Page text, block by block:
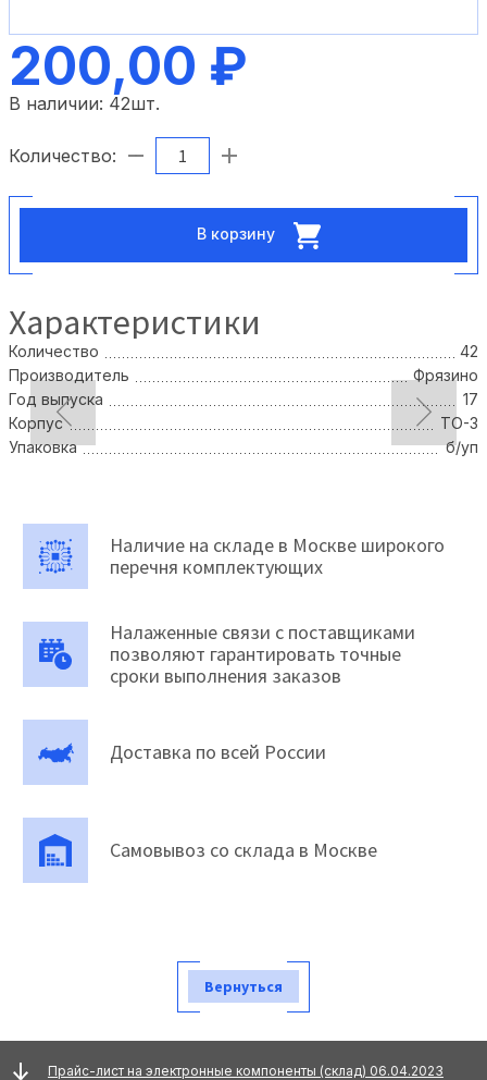
200,00 ₽
В наличии: 42шт.
Количество:
В корзину
Характеристики
Количество
42
Производитель
Фрязино
Год выпуска
17
Корпус
TO-3
Упаковка
б/уп
Наличие на складе в Москве широкого
перечня комплектующих
Налаженные связи с поставщиками
позволяют гарантировать точные
сроки выполнения заказов
Доставка по всей России
Самовывоз со склада в Москве
Вернуться
Прайс-лист на электронные компоненты (склад) 06.04.2023